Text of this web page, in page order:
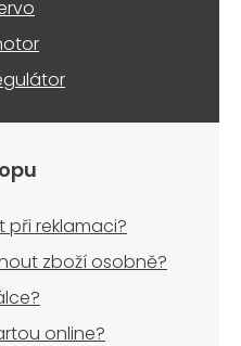
reklamaci?
zboží osobně?
online?